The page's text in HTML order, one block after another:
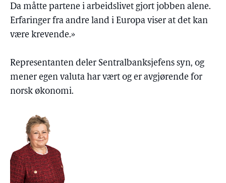
Da måtte partene i arbeidslivet gjort jobben alene.
Erfaringer fra andre land i Europa viser at det kan
være krevende.»
Representanten deler Sentralbanksjefens syn, og
mener egen valuta har vært og er avgjørende for
norsk økonomi.